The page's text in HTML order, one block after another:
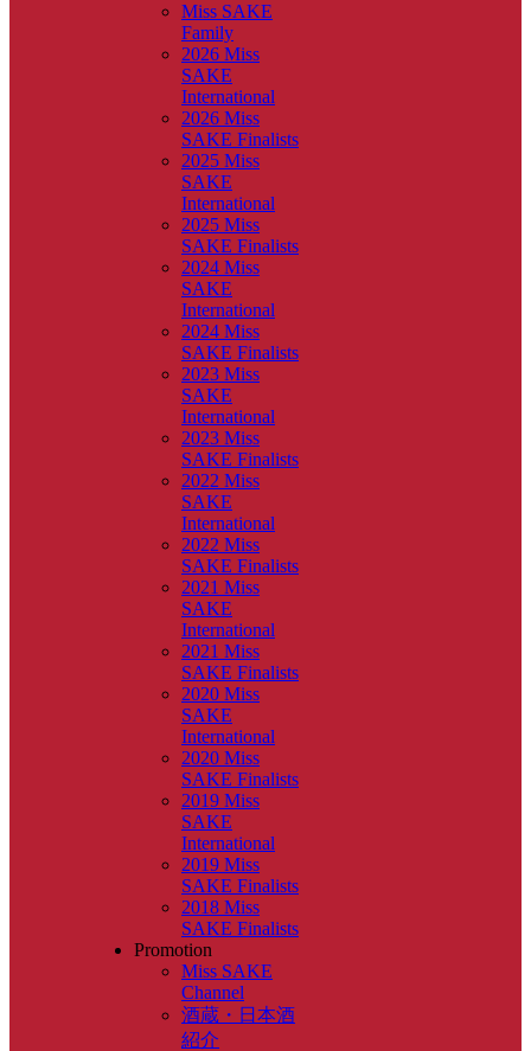
Miss SAKE
Family
2026 Miss
SAKE
International
2026 Miss
SAKE Finalists
2025 Miss
SAKE
International
2025 Miss
SAKE Finalists
2024 Miss
SAKE
International
2024 Miss
SAKE Finalists
2023 Miss
SAKE
International
2023 Miss
SAKE Finalists
2022 Miss
SAKE
International
2022 Miss
SAKE Finalists
2021 Miss
SAKE
International
2021 Miss
SAKE Finalists
2020 Miss
SAKE
International
2020 Miss
SAKE Finalists
2019 Miss
SAKE
International
2019 Miss
SAKE Finalists
2018 Miss
SAKE Finalists
Promotion
Miss SAKE
Channel
酒蔵・日本酒
紹介